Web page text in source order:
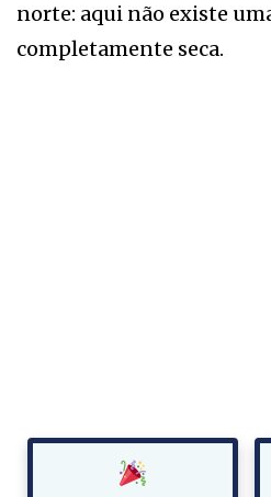
norte: aqui não existe
completamente seca.